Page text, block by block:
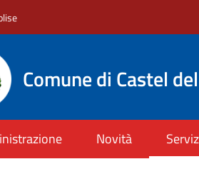
Comune di Castel
Novità